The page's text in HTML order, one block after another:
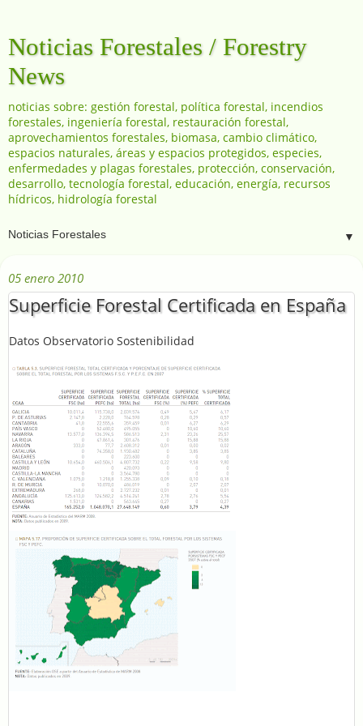
Noticias Forestales / Forestry
News
noticias sobre: gestión forestal, política forestal, incendios
forestales, ingeniería forestal, restauración forestal,
aprovechamientos forestales, biomasa, cambio climático,
espacios naturales, áreas y espacios protegidos, especies,
enfermedades y plagas forestales, protección, conservación,
desarrollo, tecnología forestal, educación, energía, recursos
hídricos, hidrología forestal
▼
05 enero 2010
Superficie Forestal Certificada en España
Datos Observatorio Sostenibilidad